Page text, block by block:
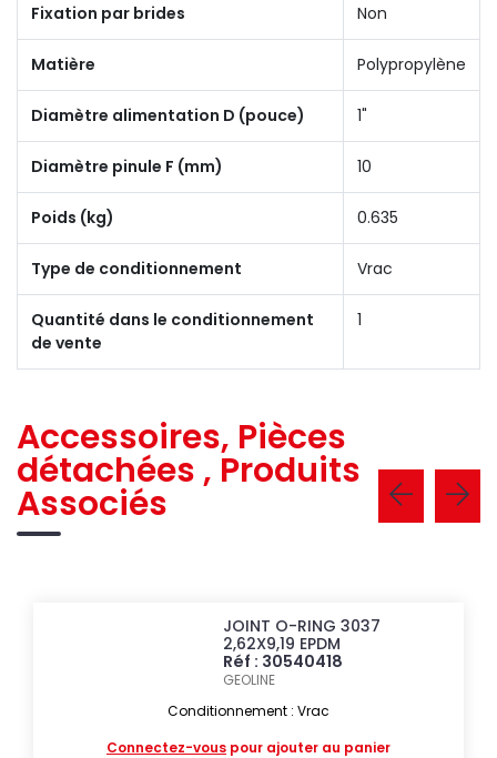
Fixation par brides Non
Matière Polypropylène
Diamètre alimentation D (pouce) 1"
Diamètre pinule F (mm) 10
Poids (kg) 0.635
Type de conditionnement Vrac
Quantité dans le conditionnement
de vente
1
Accessoires, Pièces
détachées , Produits
Associés
JOINT O-RING 3037
2,62X9,19 EPDM
Réf : 30540418
GEOLINE
Conditionnement : Vrac
Connectez-vous pour ajouter au panier